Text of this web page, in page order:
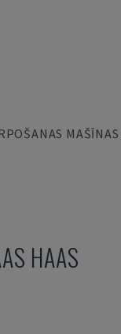
MAŠĪNAS
HAAS